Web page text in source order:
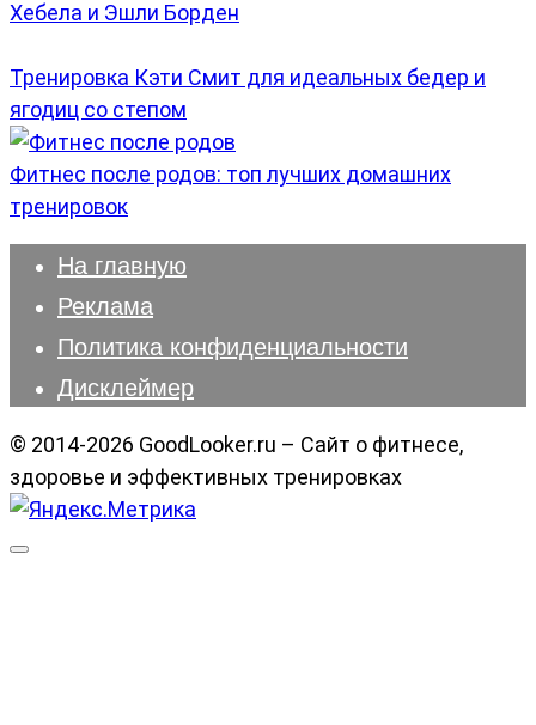
Хебела и Эшли Борден
Тренировка Кэти Смит для идеальных бедер и
ягодиц со степом
Фитнес после родов: топ лучших домашних
тренировок
На главную
Реклама
Политика конфиденциальности
Дисклеймер
© 2014-2026 GoodLooker.ru – Сайт о фитнесе,
здоровье и эффективных тренировках